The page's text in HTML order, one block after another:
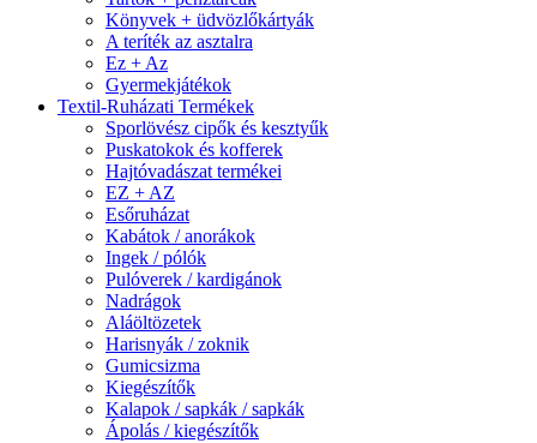
Könyvek + üdvözlőkártyák
A teríték az asztalra
Ez + Az
Gyermekjátékok
Textil-Ruházati Termékek
Sporlövész cipők és kesztyűk
Puskatokok és kofferek
Hajtóvadászat termékei
EZ + AZ
Esőruházat
Kabátok / anorákok
Ingek / pólók
Pulóverek / kardigánok
Nadrágok
Aláöltözetek
Harisnyák / zoknik
Gumicsizma
Kiegészítők
Kalapok / sapkák / sapkák
Ápolás / kiegészítők